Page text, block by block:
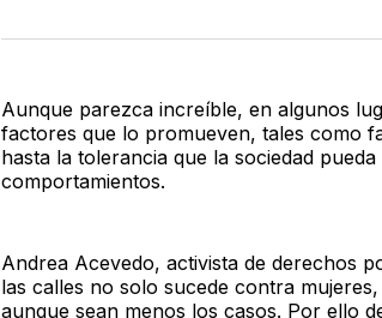
Aunque parezca increíble, en algunos
factores que lo promueven, tales como
hasta la tolerancia que la sociedad
comportamientos.
Andrea Acevedo, activista de derechos
las calles no solo sucede contra
aunque sean menos los casos. Por ello